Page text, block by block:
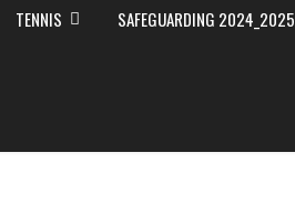
TENNIS SAFEGUARDING 2024_2025